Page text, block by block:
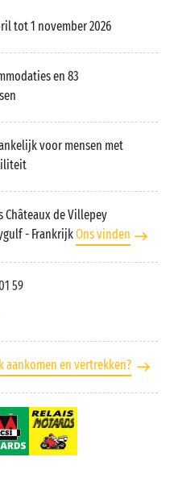
tot 1 november 2026
en 83
voor mensen met
Châteaux de Villepey
- FrankrijkOns vinden
59
aankomen en vertrekken?